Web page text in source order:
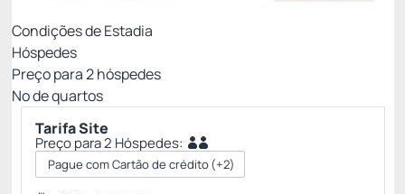
Condições de Estadia
Hóspedes
Preço para2hóspedes
Nº de quartos
Tarifa Site
Preço para 2 Hóspedes:
Pague com Cartão de crédito(+2)